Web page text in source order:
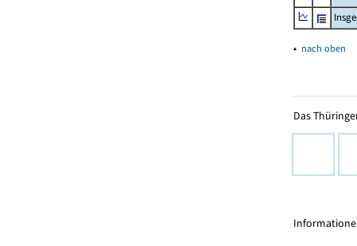
▴ nach oben
Das